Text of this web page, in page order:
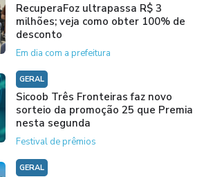
RecuperaFoz ultrapassa R$ 3
milhões; veja como obter 100% de
desconto
Em dia com a prefeitura
GERAL
Sicoob Três Fronteiras faz novo
sorteio da promoção 25 que Premia
nesta segunda
Festival de prêmios
GERAL